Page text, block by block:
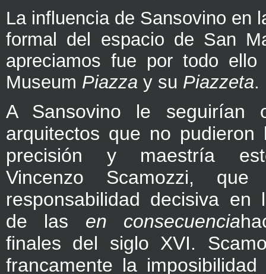
La influencia de Sansovino en
formal del espacio de San
apreciamos fue por todo ello
Museum Piazza y su Piazzeta.
A Sansovino le seguirían
arquitectos que no pudieron
precisión y maestría
Vincenzo Scamozzi,
responsabilidad decisiva en
de las en consecuencia
finales del siglo XVI.
francamente la